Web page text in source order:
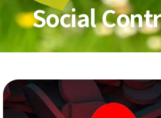
Social